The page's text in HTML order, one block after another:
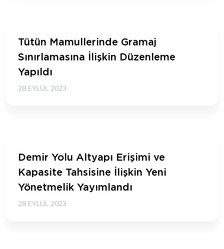
Tütün Mamullerinde Gramaj
Sınırlamasına İlişkin Düzenleme
Yapıldı
28 EYLÜL 2023
Demir Yolu Altyapı Erişimi ve
Kapasite Tahsisine İlişkin Yeni
Yönetmelik Yayımlandı
28 EYLÜL 2023